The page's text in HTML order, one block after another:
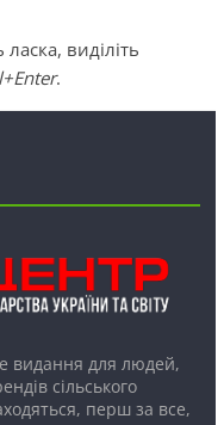
виділіть
.
видання для людей,
сільського
перш за все,